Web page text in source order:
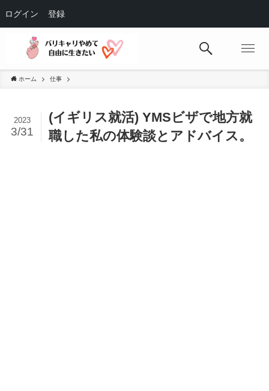
ログイン 登録
ホーム 仕事
(イギリス就活) YMSビザで地方就
職した私の体験談とアドバイス。
2023
3/31